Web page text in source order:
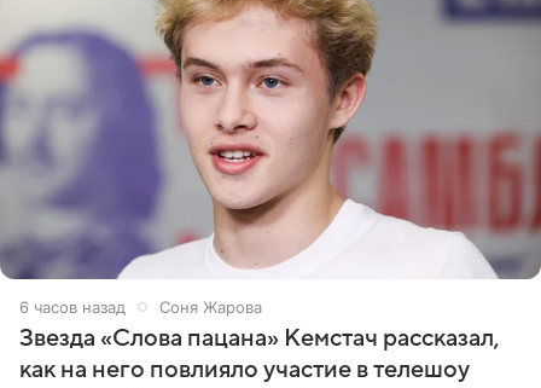
6 часов назад Соня Жарова
Звезда «Слова пацана» Кемстач рассказал,
как на него повлияло участие в телешоу